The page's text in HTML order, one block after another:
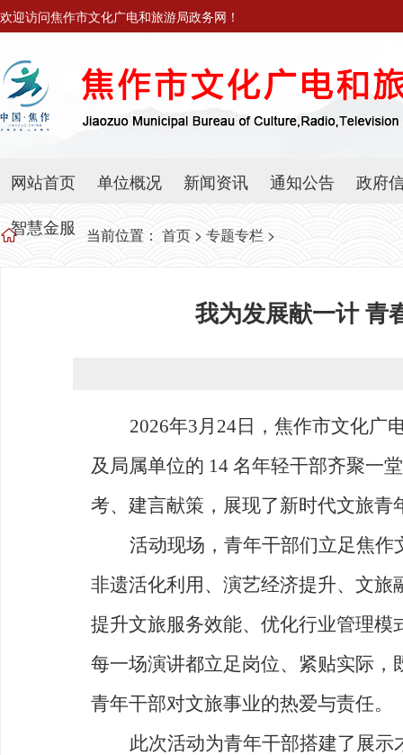
欢迎访问焦作市文化广电和旅游局政务网！
网站首页 单位概况 新闻资讯 通知公告
政府
智慧金服
当前位置： 首页 > 专题专栏 >
我为发展献一计 青
2026年3月 24日，焦作市文化广
及局属单位的 14 名年轻干部齐聚一
考、建言献策，展现了新时代文旅青
活动现场，青年干部们立足焦
非遗活化利用、 演艺经济提升、 文旅
提升文旅服务效能、优化行业管理
每一场演讲都立足岗位、紧贴实际
青年干部对文旅事业的热爱与责任。
此次活动为青年干部搭建了展